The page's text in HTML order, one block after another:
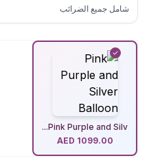
شامل جميع الضرائب
Pink Purple and Silv...
AED 1099.00